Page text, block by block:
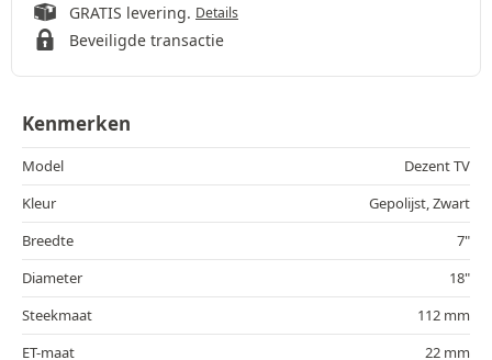
GRATIS levering. Details
Beveiligde transactie
Kenmerken
Model
Dezent TV
Kleur
Gepolijst, Zwart
Breedte
7"
Diameter
18"
Steekmaat
112 mm
ET-maat
22 mm